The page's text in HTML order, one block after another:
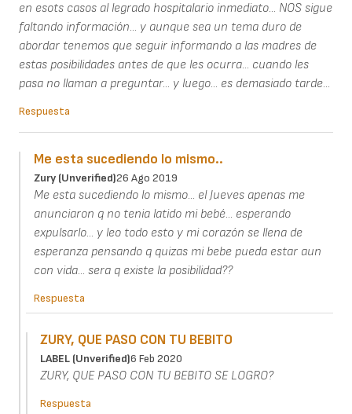
en esots casos al legrado hospitalario inmediato... NOS sigue
faltando información... y aunque sea un tema duro de
abordar tenemos que seguir informando a las madres de
estas posibilidades antes de que les ocurra... cuando les
pasa no llaman a preguntar... y luego... es demasiado tarde...
Respuesta
Me esta sucediendo lo mismo..
Zury (unverified)26 Ago 2019
Me esta sucediendo lo mismo... el Jueves apenas me
anunciaron q no tenia latido mi bebé... esperando
expulsarlo... y leo todo esto y mi corazón se llena de
esperanza pensando q quizas mi bebe pueda estar aun
con vida... sera q existe la posibilidad??
Respuesta
ZURY, QUE PASO CON TU BEBITO
LABEL (unverified)6 Feb 2020
ZURY, QUE PASO CON TU BEBITO SE LOGRO?
Respuesta